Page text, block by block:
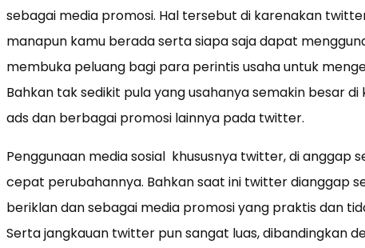
sebagai media promosi. Hal tersebut di karenakan
manapun kamu berada serta siapa saja dapat
membuka peluang bagi para perintis usaha untuk
Bahkan tak sedikit pula yang usahanya semakin besar
ads dan berbagai promosi lainnya pada twitter.
Penggunaan media sosial khususnya twitter, di anggap
cepat perubahannya. Bahkan saat ini twitter dianggap
beriklan dan sebagai media promosi yang praktis dan
Serta jangkauan twitter pun sangat luas, dibandingkan